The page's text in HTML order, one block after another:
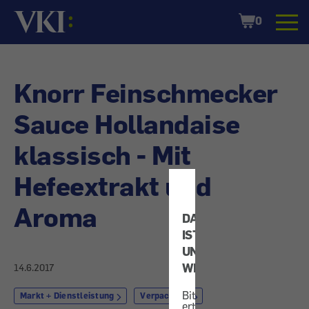
DATENSCHUTZ
IST
UNS
WICHTIG!
Bitte
erteilen
Startseite
Shopping
Cart
0
Knorr Feinschmecker
Sauce Hollandaise
klassisch - Mit
Hefeextrakt und
Aroma
14.6.2017
Markt + Dienstleistung Verpackung